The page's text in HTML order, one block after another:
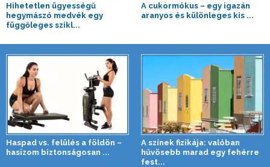
Hihetetlen ügyességű
hegymászó medvék egy
függőleges szikl...
A cukormókus – egy igazán
aranyos és különleges kis ...
Haspad vs. felülés a földön –
hasizom biztonságosan ...
A színek fizikája: valóban
hűvösebb marad egy fehérre
fest...